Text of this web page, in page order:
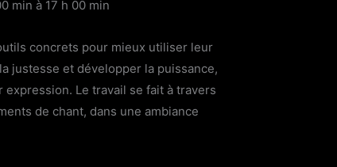
min à 17 h 00 min
concrets pour mieux utiliser leur
justesse et développer la puissance,
Le travail se fait à travers
de chant, dans une ambiance